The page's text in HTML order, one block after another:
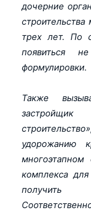
дочерние
трех лет. По
появиться
формулировки.
Также
удорожанию
многоэтапном
комплекса
получить